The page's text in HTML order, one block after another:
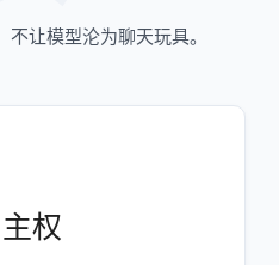
让模型沦为聊天玩具。
权